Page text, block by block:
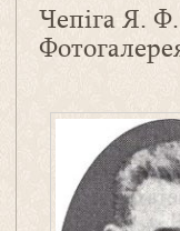
Чепіга Я.